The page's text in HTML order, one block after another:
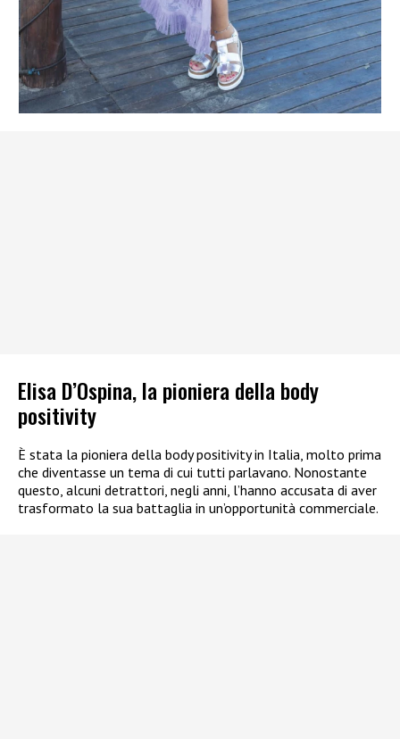
Elisa D’Ospina, la pioniera della body
positivity
È stata la pioniera della body positivity in Italia, molto prima
che diventasse un tema di cui tutti parlavano. Nonostante
questo, alcuni detrattori, negli anni, l’hanno accusata di aver
trasformato la sua battaglia in un’opportunità commerciale.